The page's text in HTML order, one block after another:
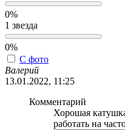
0%
1 звезда
0%
С фото
Валерий
13.01.2022, 11:25
Комментарий
Хорошая
работать на